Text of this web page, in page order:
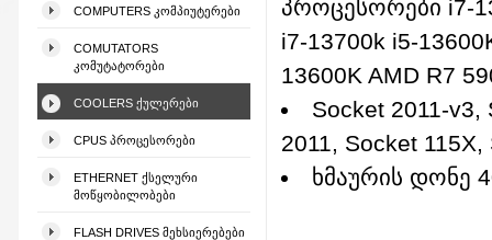
COMPUTERS ᲙᲝᲛᲞᲘᲣᲢᲔᲠᲔᲑᲘ
COMUTATORS
ᲙᲝᲛᲣᲢᲐᲢᲝᲠᲔᲑᲘ
COOLERS ᲥᲣᲚᲔᲠᲔᲑᲘ
CPUS ᲞᲠᲝᲪᲔᲡᲝᲠᲔᲑᲘ
ETHERNET ᲥᲡᲔᲚᲣᲠᲘ
ᲛᲝᲬᲧᲝᲑᲘᲚᲝᲑᲔᲑᲘ
FLASH DRIVES ᲛᲔᲮᲡᲘᲔᲠᲔᲑᲔᲑᲘ
პროცესორები i7-
i7-13700k i5-
13600K AMD R7
Socket 2011-v3,
2011, Socket 115X,
ხმაურის დონე